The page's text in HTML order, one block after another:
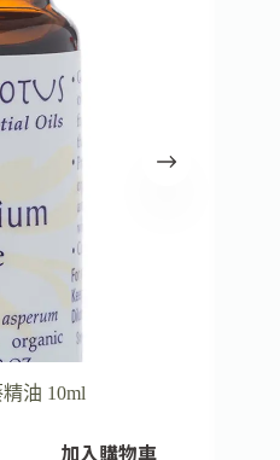
油 10ml
加入購物車